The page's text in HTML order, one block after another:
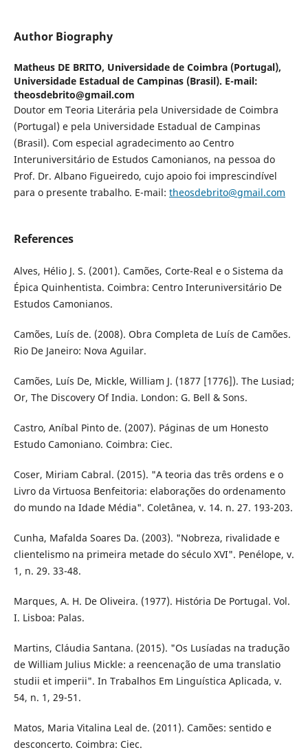
Author Biography
Matheus DE BRITO, Universidade de Coimbra (Portugal),
Universidade Estadual de Campinas (Brasil). E-mail:
theosdebrito@gmail.com
Doutor em Teoria Literária pela Universidade de Coimbra
(Portugal) e pela Universidade Estadual de Campinas
(Brasil). Com especial agradecimento ao Centro
Interuniversitário de Estudos Camonianos, na pessoa do
Prof. Dr. Albano Figueiredo, cujo apoio foi imprescindível
para o presente trabalho. E-mail: theosdebrito@gmail.com
References
Alves, Hélio J. S. (2001). Camões, Corte-Real e o Sistema da
Épica Quinhentista. Coimbra: Centro Interuniversitário De
Estudos Camonianos.
Camões, Luís de. (2008). Obra Completa de Luís de Camões.
Rio De Janeiro: Nova Aguilar.
Camões, Luís De, Mickle, William J. (1877 [1776]). The Lusiad;
Or, The Discovery Of India. London: G. Bell & Sons.
Castro, Aníbal Pinto de. (2007). Páginas de um Honesto
Estudo Camoniano. Coimbra: Ciec.
Coser, Miriam Cabral. (2015). "A teoria das três ordens e o
Livro da Virtuosa Benfeitoria: elaborações do ordenamento
do mundo na Idade Média". Coletânea, v. 14. n. 27. 193-203.
Cunha, Mafalda Soares Da. (2003). "Nobreza, rivalidade e
clientelismo na primeira metade do século XVI". Penélope, v.
1, n. 29. 33-48.
Marques, A. H. De Oliveira. (1977). História De Portugal. Vol.
I. Lisboa: Palas.
Martins, Cláudia Santana. (2015). "Os Lusíadas na tradução
de William Julius Mickle: a reencenação de uma translatio
studii et imperii". In Trabalhos Em Linguística Aplicada, v.
54, n. 1, 29-51.
Matos, Maria Vitalina Leal de. (2011). Camões: sentido e
desconcerto. Coimbra: Ciec.